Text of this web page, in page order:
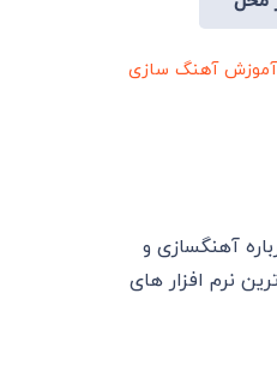
آموزش آهنگ سازی
آهنگسازی و
نرم افزار های